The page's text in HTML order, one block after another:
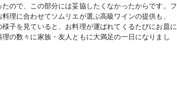
ので、この部分には妥協したくなかったからです。フ
理に合わせてソムリエが選ぶ高級ワインの提供も、
子を見ていると、お料理が運ばれてくるたびにお皿に
の数々に家族・友人ともに大満足の一日になりまし